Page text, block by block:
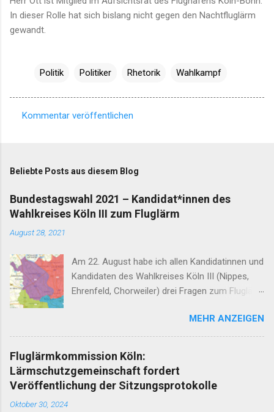
In dieser Rolle hat sich bislang nicht gegen den Nachtfluglärm
gewandt.
Politik Politiker Rhetorik Wahlkampf
e
n
t
r
e
Kommentar veröffentlichen
Beliebte Posts aus diesem Blog
Bundestagswahl 2021 – Kandidat*innen des
Wahlkreises Köln III zum Fluglärm
August 28, 2021
Am 22. August habe ich allen Kandidatinnen und
Kandidaten des Wahlkreises Köln III (Nippes,
Ehrenfeld, Chorweiler) drei Fragen zum Fluglärm
und Kooperationspartner (CC BY 4.0) Wie
sorgen Sie dafür, dass die 2030 auslaufende
Nachtfluggenehmigung für den Flughafen Köln-
Bonn nicht verlängert wird? Wie erreichen Sie,
dass schon vor 2030 nächtliche Passagierflüge
enden? In maximal drei Sätzen: Wo steht der
MEHR ANZEIGEN
Fluglärmkommission Köln:
Lärmschutzgemeinschaft fordert
Veröffentlichung der Sitzungsprotokolle
Oktober 30, 2024